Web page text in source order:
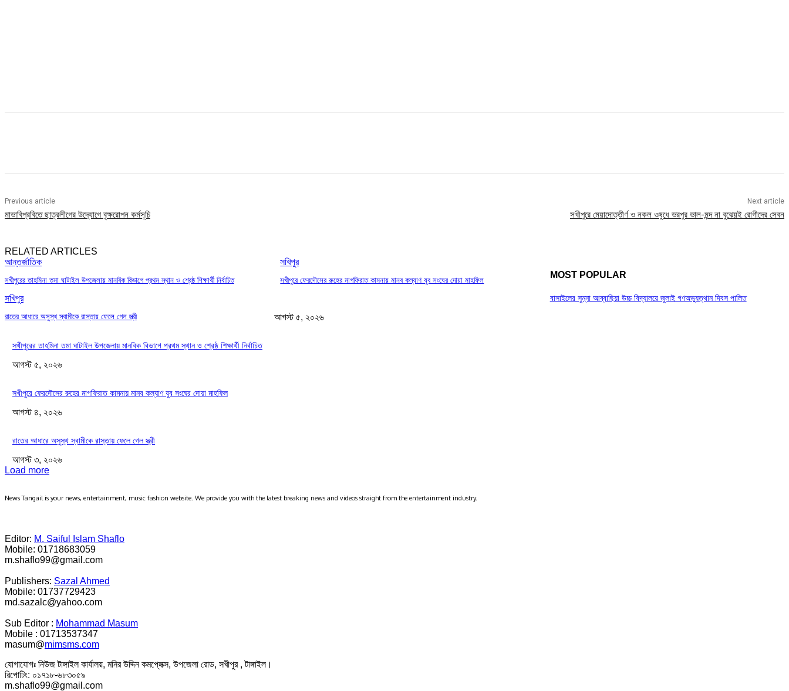
Previous article
মাভাবিপ্রবিতে ছাত্রলীগের উদ্যোগে বৃক্ষরোপন কর্মসূচি
Next article
সখীপুরে মেয়াদোত্তীর্ণ ও নকল ওষুধে ভরপুর ভাল-মন্দ না বুঝেয়ই রোগীদের সেবন
RELATED ARTICLES
আন্তর্জাতিক
সখীপুরের তাহমিনা তমা ঘাটাইল উপজেলায় মানবিক বিভাগে প্রথম স্থান ও শ্রেষ্ঠ শিক্ষার্থী নির্বাচিত
সখিপুর
সখীপুরে ফেরদৌসের রুহের মাগফিরাত কামনায় মানব কল্যাণ যুব সংঘের দোয়া মাহফিল
সখিপুর
রাতের আধারে অসুস্থ স্বামীকে রাস্তায় ফেলে গেল স্ত্রী
MOST POPULAR
বাসাইলের সুন্না আব্বাছিয়া উচ্চ বিদ্যালয়ে জুলাই গণঅভ্যুত্থান দিবস পালিত
আগস্ট ৫, ২০২৬
সখীপুরের তাহমিনা তমা ঘাটাইল উপজেলায় মানবিক বিভাগে প্রথম স্থান ও শ্রেষ্ঠ শিক্ষার্থী নির্বাচিত
আগস্ট ৫, ২০২৬
সখীপুরে ফেরদৌসের রুহের মাগফিরাত কামনায় মানব কল্যাণ যুব সংঘের দোয়া মাহফিল
আগস্ট ৪, ২০২৬
রাতের আধারে অসুস্থ স্বামীকে রাস্তায় ফেলে গেল স্ত্রী
আগস্ট ৩, ২০২৬
Load more
News Tangail is your news, entertainment, music fashion website. We provide you with the latest breaking news and videos straight from the entertainment industry.
Editor: M. Saiful Islam Shaflo
Mobile: 01718683059
m.shaflo99@gmail.com
Publishers: Sazal Ahmed
Mobile: 01737729423
md.sazalc@yahoo.com
Sub Editor : Mohammad Masum
Mobile : 01713537347
masum@mimsms.com
যোগাযোগঃ নিউজ টাঙ্গাইল কার্যালয়, মনির উদ্দিন কমপ্লেক্স, উপজেলা রোড, সখীপুর , টাঙ্গাইল।
রিপোটিং: ০১৭১৮-৬৮৩০৫৯
m.shaflo99@gmail.com